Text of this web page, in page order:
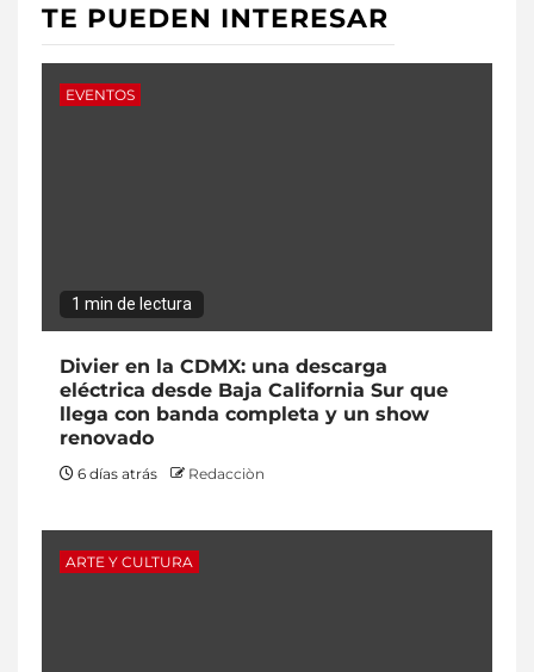
TE PUEDEN INTERESAR
EVENTOS
1 min de lectura
Divier en la CDMX: una descarga
eléctrica desde Baja California Sur que
llega con banda completa y un show
renovado
6 días atrás Redacciòn
ARTE Y CULTURA